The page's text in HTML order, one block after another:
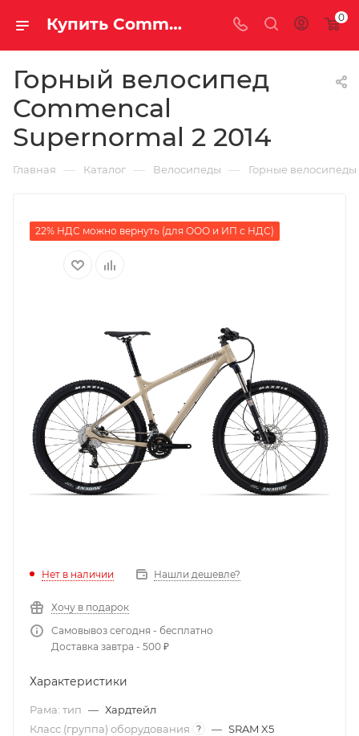
Купить Commencal Supernormal 2 2014 за рублей, а со скидкой 0
Горный велосипед
Commencal
Supernormal 2 2014
Главная — Каталог — Велосипеды — Горные велосипеды
22% НДС можно вернуть (для ООО и ИП с НДС)
Нет в наличии Нашли дешевле?
Хочу в подарок
Самовывоз сегодня - бесплатно
Доставка завтра - 500 ₽
Характеристики
Рама: тип — Хардтейл
Класс (группа) оборудования
? — SRAM X5